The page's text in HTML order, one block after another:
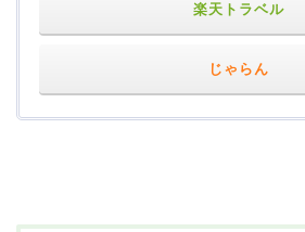
楽天トラベル
じゃらん